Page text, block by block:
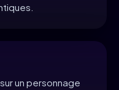
un personnage